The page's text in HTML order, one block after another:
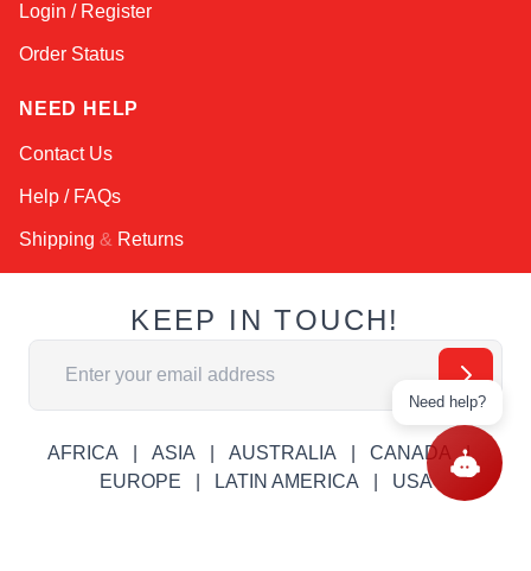
Login / Register
Order Status
NEED HELP
Contact Us
Help / FAQs
Shipping & Returns
KEEP IN TOUCH!
Email Address
AFRICA ASIA AUSTRALIA
CANADA
EUROPE
LATIN AMERICA USA
Need help?